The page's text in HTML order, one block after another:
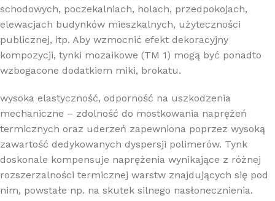
schodowych, poczekalniach, holach, przedpokojach,
elewacjach budynków mieszkalnych, użyteczności
publicznej, itp. Aby wzmocnić efekt dekoracyjny
kompozycji, tynki mozaikowe (TM 1) mogą być ponadto
wzbogacone dodatkiem miki, brokatu.
wysoka elastyczność, odporność na uszkodzenia
mechaniczne – zdolność do mostkowania naprężeń
termicznych oraz uderzeń zapewniona poprzez wysoką
zawartość dedykowanych dyspersji polimerów. Tynk
doskonale kompensuje naprężenia wynikające z różnej
rozszerzalności termicznej warstw znajdujących się pod
nim, powstałe np. na skutek silnego nasłonecznienia.